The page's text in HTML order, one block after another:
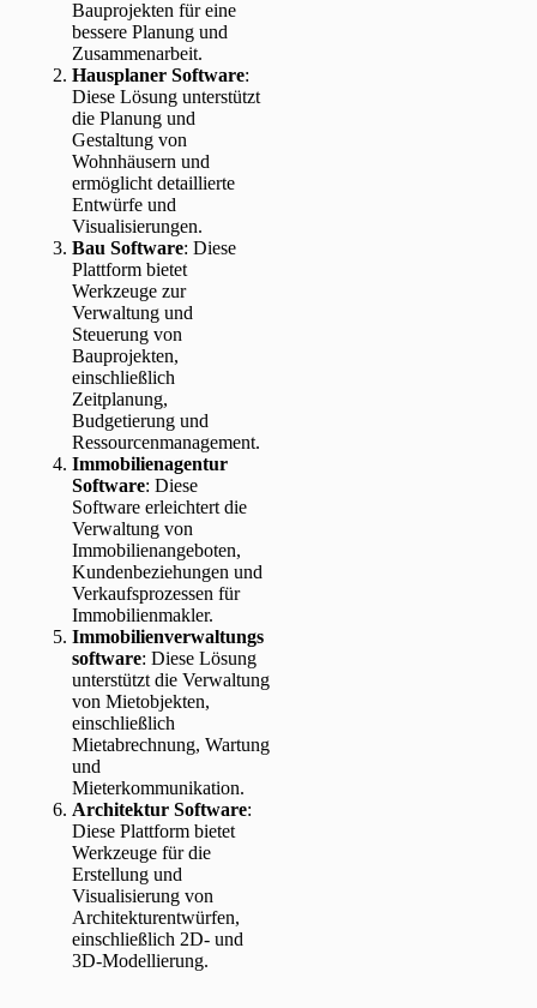
Bauprojekten für eine
bessere Planung und
Zusammenarbeit.
Hausplaner Software:
Diese Lösung unterstützt
die Planung und
Gestaltung von
Wohnhäusern und
ermöglicht detaillierte
Entwürfe und
Visualisierungen.
Bau Software: Diese
Plattform bietet
Werkzeuge zur
Verwaltung und
Steuerung von
Bauprojekten,
einschließlich
Zeitplanung,
Budgetierung und
Ressourcenmanagement.
Immobilienagentur
Software: Diese
Software erleichtert die
Verwaltung von
Immobilienangeboten,
Kundenbeziehungen und
Verkaufsprozessen für
Immobilienmakler.
Immobilienverwaltungs
software: Diese Lösung
unterstützt die Verwaltung
von Mietobjekten,
einschließlich
Mietabrechnung, Wartung
und
Mieterkommunikation.
Architektur Software:
Diese Plattform bietet
Werkzeuge für die
Erstellung und
Visualisierung von
Architekturentwürfen,
einschließlich 2D- und
3D-Modellierung.